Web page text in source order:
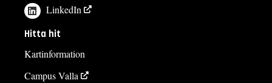
LinkedIn
Hitta hit
Kartinformation
Campus Valla